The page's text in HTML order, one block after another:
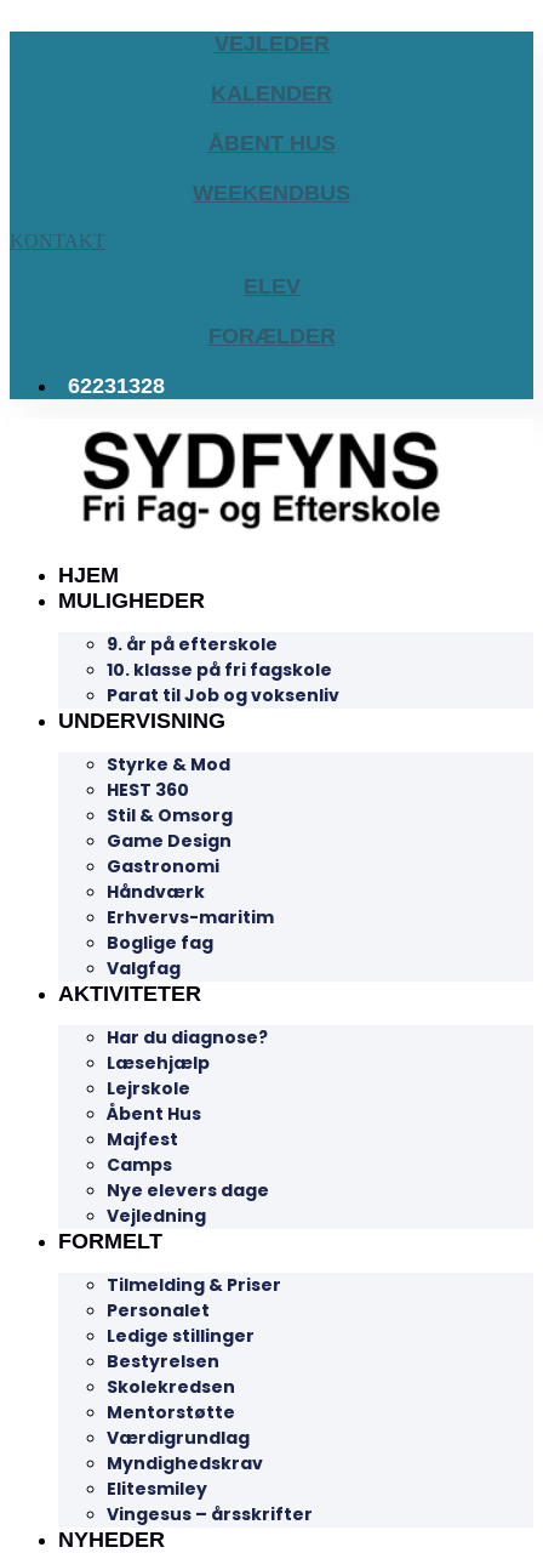
VEJLEDER
KALENDER
ÅBENT HUS
WEEKENDBUS
KONTAKT
ELEV
FORÆLDER
62231328
HJEM
MULIGHEDER
9. år på efterskole
10. klasse på fri fagskole
Parat til Job og voksenliv
UNDERVISNING
Styrke & Mod
HEST 360
Stil & Omsorg
Game Design
Gastronomi
Håndværk
Erhvervs-maritim
Boglige fag
Valgfag
AKTIVITETER
Har du diagnose?
Læsehjælp
Lejrskole
Åbent Hus
Majfest
Camps
Nye elevers dage
Vejledning
FORMELT
Tilmelding & Priser
Personalet
Ledige stillinger
Bestyrelsen
Skolekredsen
Mentorstøtte
Værdigrundlag
Myndighedskrav
Elitesmiley
Vingesus – årsskrifter
NYHEDER